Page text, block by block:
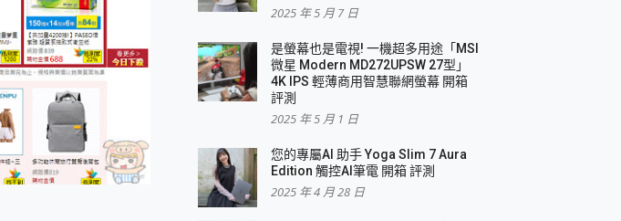
2025 年 5 月 7 日
是螢幕也是電視! 一機超多用途「MSI
微星 Modern MD272UPSW 27型」
4K IPS 輕薄商用智慧聯網螢幕 開箱
評測
2025 年 5 月 1 日
您的專屬AI 助手 Yoga Slim 7 Aura
Edition 觸控AI筆電 開箱 評測
2025 年 4 月 28 日